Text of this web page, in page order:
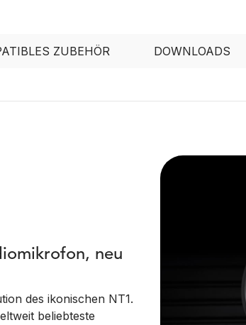
ZUBEHÖR DOWNLOADS
neu
des ikonischen NT1.
beliebteste